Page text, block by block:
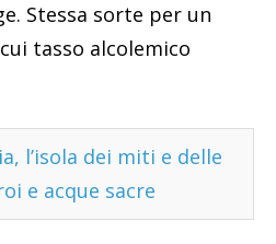
Stessa sorte per un
tasso alcolemico
l’isola dei miti e delle
e acque sacre